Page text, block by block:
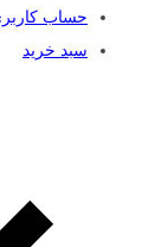
حساب
سبد خرید